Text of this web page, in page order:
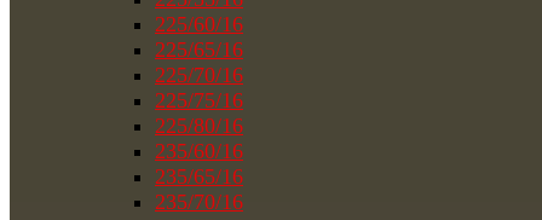
225/60/16
225/65/16
225/70/16
225/75/16
225/80/16
235/60/16
235/65/16
235/70/16